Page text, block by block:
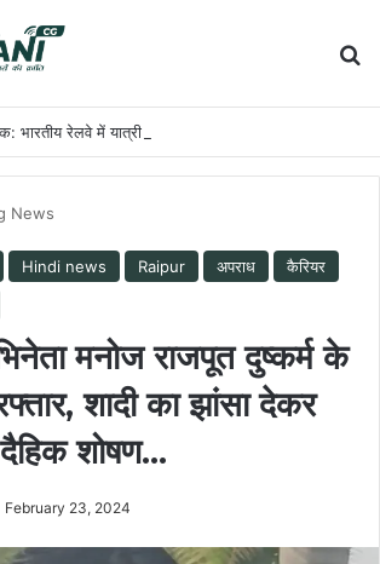
भारतीय रेलवे में यात्री आरक्षण के चार दशक
News
Hindi news Raipur अपराध
कैरियर
मनोज राजपूत दुष्कर्म के
शादी का झांसा देकर
शोषण…
February 23, 2024